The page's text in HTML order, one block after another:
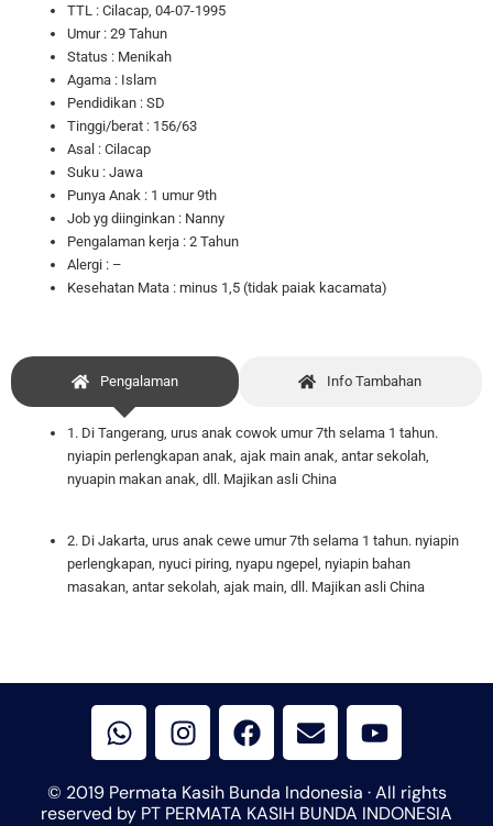
TTL : Cilacap, 04-07-1995
Umur : 29 Tahun
Status : Menikah
Agama : Islam
Pendidikan : SD
Tinggi/berat : 156/63
Asal : Cilacap
Suku : Jawa
Punya Anak : 1 umur 9th
Job yg diinginkan : Nanny
Pengalaman kerja : 2 Tahun
Alergi : –
Kesehatan Mata : minus 1,5 (tidak paiak kacamata)
Pengalaman Info Tambahan
1. Di Tangerang, urus anak cowok umur 7th selama 1 tahun.
nyiapin perlengkapan anak, ajak main anak, antar sekolah,
nyuapin makan anak, dll. Majikan asli China
2. Di Jakarta, urus anak cewe umur 7th selama 1 tahun. nyiapin
perlengkapan, nyuci piring, nyapu ngepel, nyiapin bahan
masakan, antar sekolah, ajak main, dll. Majikan asli China
h
a
t
s
n
s
t
a
a
c
b
n
v
e
l
o
u
t
u
© 2019 Permata Kasih Bunda Indonesia · All rights
reserved by PT PERMATA KASIH BUNDA INDONESIA